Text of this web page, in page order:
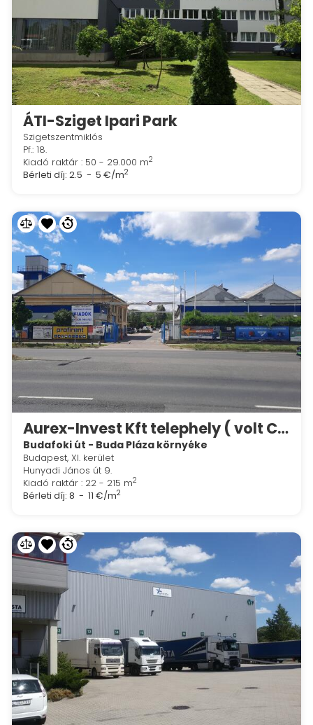
ÁTI-Sziget Ipari Park
Szigetszentmiklós
Pf.: 18.
Kiadó raktár : 50 - 29.000 m2
Bérleti díj: 2.5 - 5 €/m2
Aurex-Invest Kft telephely ( volt Caola)
Budafoki út - Buda Pláza környéke
Budapest, XI. kerület
Hunyadi János út 9.
Kiadó raktár : 22 - 215 m2
Bérleti díj: 8 - 11 €/m2